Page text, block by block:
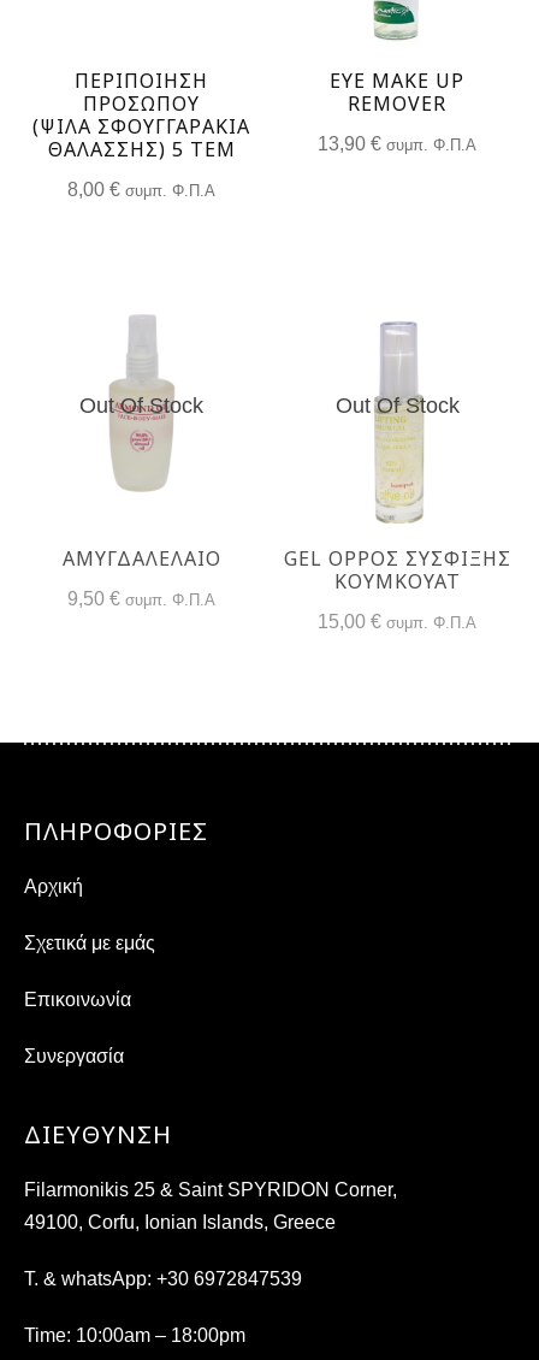
ΠΕΡΙΠΟΊΗΣΗ
ΠΡΟΣΏΠΟΥ
(ΨΙΛΆ ΣΦΟΥΓΓΑΡΆΚΙΑ
ΘΑΛΆΣΣΗΣ) 5 ΤΕΜ
8,00€ συμπ. Φ.Π.Α
EYE MAKE UP
REMOVER
13,90€ συμπ. Φ.Π.Α
Out Of Stock
ΑΜΥΓΔΑΛΕΛΑΙΟ
9,50€ συμπ. Φ.Π.Α
Out Of Stock
GEL ΟΡΡΌΣ ΣΎΣΦΙΞΗΣ
ΚΟΥΜΚΟΥΆΤ
15,00€ συμπ. Φ.Π.Α
ΠΛΗΡΟΦΟΡΙΕΣ
Αρχική
Σχετικά με εμάς
Επικοινωνία
Συνεργασία
ΔΙΕΎΘΥΝΣΗ
Filarmonikis 25 & Saint SPYRIDON Corner,
49100, Corfu, Ionian Islands, Greece
T. & whatsApp: +30 6972847539
Time: 10:00am – 18:00pm